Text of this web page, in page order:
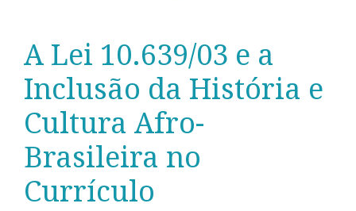
A Lei 10.639/03 e a
Inclusão da História e
Cultura Afro-
Brasileira no
Currículo